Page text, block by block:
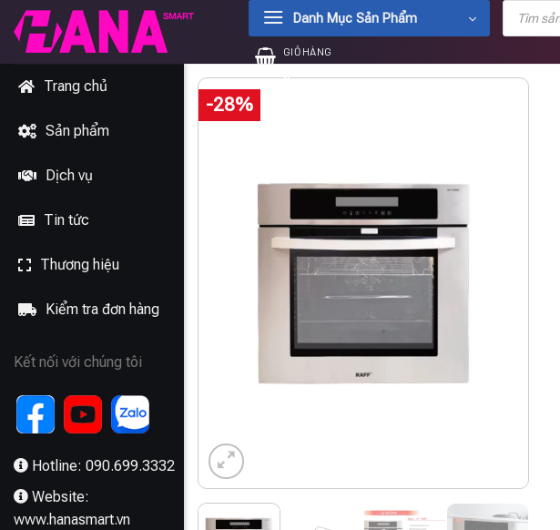
Chuyển
đến
dung
Danh Mục Sản Phẩm
Tìm
kiếm
phẩm
GIỎ HÀNG
0₫
Trang chủ
Sản phẩm
Dịch vụ
Tin tức
Thương hiệu
Kiểm tra đơn hàng
Kết nối với chúng tôi
Hotline: 090.699.3332
Website:
www.hanasmart.vn
-28%